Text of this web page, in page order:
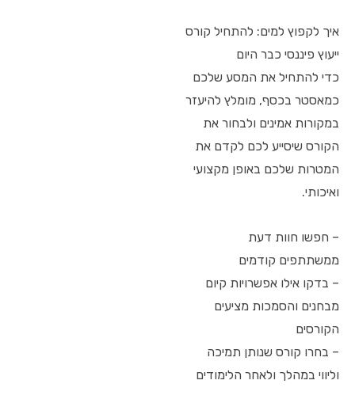
איך לקפוץ למים: להתחיל קורס
ייעוץ פיננסי כבר היום
כדי להתחיל את המסע שלכם
כמאסטר בכסף, מומלץ להיעזר
במקורות אמינים ולבחור את
הקורס שיסייע לכם לקדם את
המטרות שלכם באופן מקצועי
ואיכותי.
– חפשו חוות דעת
ממשתתפים קודמים
– בדקו אילו אפשרויות קיום
מבחנים והסמכות מציעים
הקורסים
– בחרו קורס שנותן תמיכה
וליווי במהלך ולאחר הלימודים